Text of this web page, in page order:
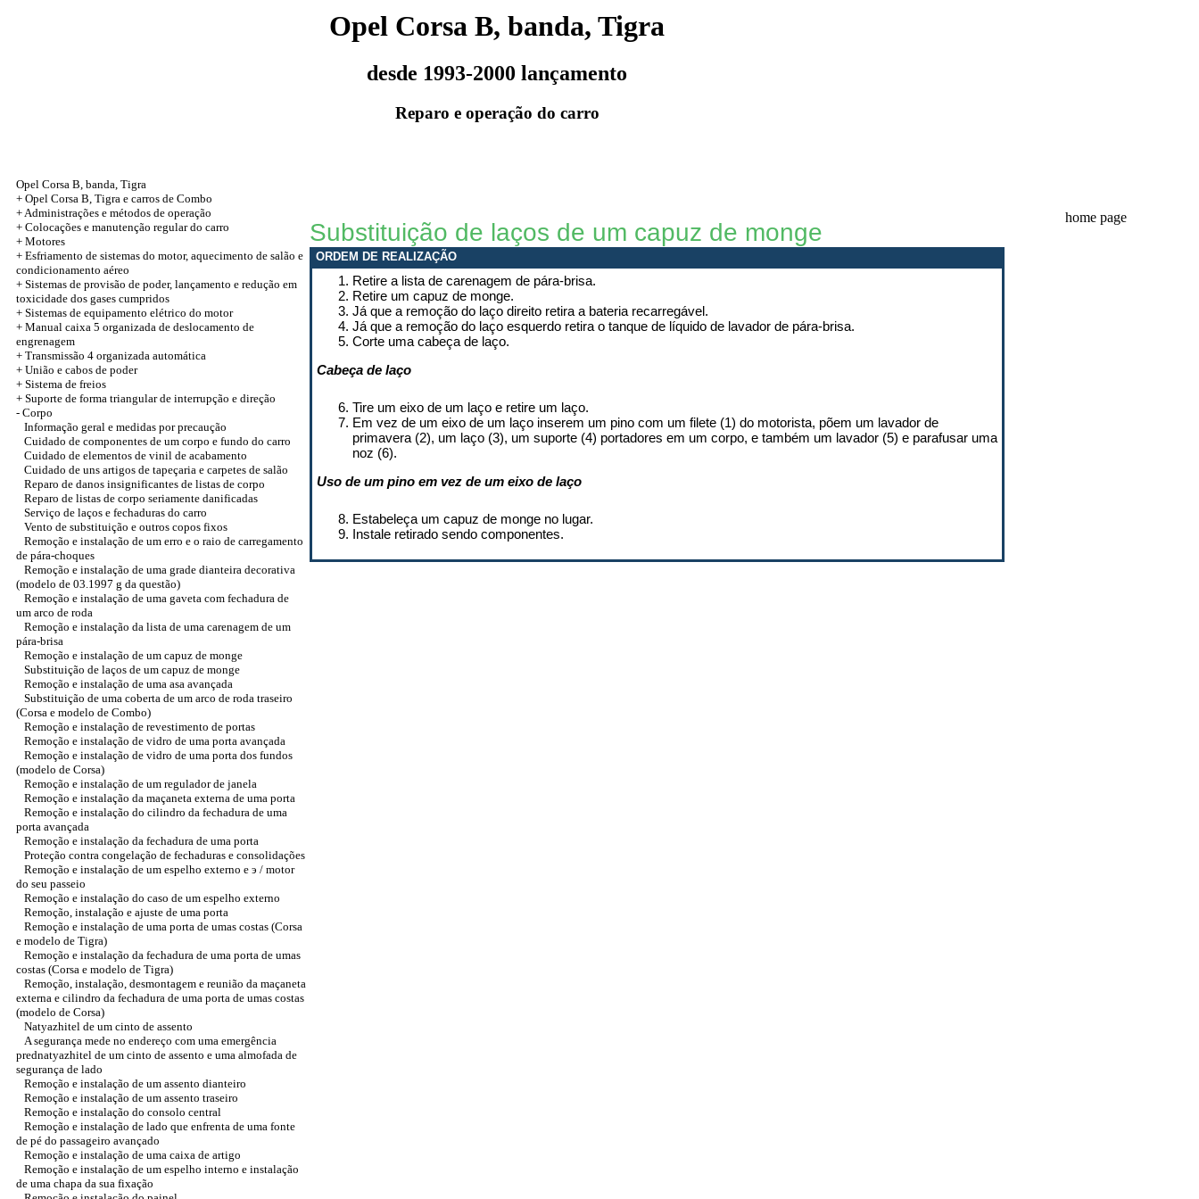
Opel Corsa B, banda, Tigra
desde 1993-2000 lançamento
Reparo e operação do carro
Opel Corsa B, banda, Tigra
+ Opel Corsa B, Tigra e carros de Combo
+ Administrações e métodos de operação
+ Colocações e manutenção regular do carro
+ Motores
+ Esfriamento de sistemas do motor, aquecimento de salão e
condicionamento aéreo
+ Sistemas de provisão de poder, lançamento e redução em
toxicidade dos gases cumpridos
+ Sistemas de equipamento elétrico do motor
+ Manual caixa 5 organizada de deslocamento de
engrenagem
+ Transmissão 4 organizada automática
+ União e cabos de poder
+ Sistema de freios
+ Suporte de forma triangular de interrupção e direção
- Corpo
Informação geral e medidas por precaução
Cuidado de componentes de um corpo e fundo do carro
Cuidado de elementos de vinil de acabamento
Cuidado de uns artigos de tapeçaria e carpetes de salão
Reparo de danos insignificantes de listas de corpo
Reparo de listas de corpo seriamente danificadas
Serviço de laços e fechaduras do carro
Vento de substituição e outros copos fixos
Remoção e instalação de um erro e o raio de carregamento
de pára-choques
Remoção e instalação de uma grade dianteira decorativa
(modelo de 03.1997 g da questão)
Remoção e instalação de uma gaveta com fechadura de
um arco de roda
Remoção e instalação da lista de uma carenagem de um
pára-brisa
Remoção e instalação de um capuz de monge
Substituição de laços de um capuz de monge
Remoção e instalação de uma asa avançada
Substituição de uma coberta de um arco de roda traseiro
(Corsa e modelo de Combo)
Remoção e instalação de revestimento de portas
Remoção e instalação de vidro de uma porta avançada
Remoção e instalação de vidro de uma porta dos fundos
(modelo de Corsa)
Remoção e instalação de um regulador de janela
Remoção e instalação da maçaneta externa de uma porta
Remoção e instalação do cilindro da fechadura de uma
porta avançada
Remoção e instalação da fechadura de uma porta
Proteção contra congelação de fechaduras e consolidações
Remoção e instalação de um espelho externo e э / motor
do seu passeio
Remoção e instalação do caso de um espelho externo
Remoção, instalação e ajuste de uma porta
Remoção e instalação de uma porta de umas costas (Corsa
e modelo de Tigra)
Remoção e instalação da fechadura de uma porta de umas
costas (Corsa e modelo de Tigra)
Remoção, instalação, desmontagem e reunião da maçaneta
externa e cilindro da fechadura de uma porta de umas costas
(modelo de Corsa)
Natyazhitel de um cinto de assento
A segurança mede no endereço com uma emergência
prednatyazhitel de um cinto de assento e uma almofada de
segurança de lado
Remoção e instalação de um assento dianteiro
Remoção e instalação de um assento traseiro
Remoção e instalação do consolo central
Remoção e instalação de lado que enfrenta de uma fonte
de pé do passageiro avançado
Remoção e instalação de uma caixa de artigo
Remoção e instalação de um espelho interno e instalação
de uma chapa da sua fixação
Substituição de laços de um capuz de monge
ORDEM DE REALIZAÇÃO
Retire a lista de carenagem de pára-brisa.
Retire um capuz de monge.
Já que a remoção do laço direito retira a bateria recarregável.
Já que a remoção do laço esquerdo retira o tanque de líquido de lavador de pára-brisa.
Corte uma cabeça de laço.
Cabeça de laço
Tire um eixo de um laço e retire um laço.
Em vez de um eixo de um laço inserem um pino com um filete (1) do motorista, põem um lavador de
primavera (2), um laço (3), um suporte (4) portadores em um corpo, e também um lavador (5) e parafusar uma
noz (6).
Uso de um pino em vez de um eixo de laço
Estabeleça um capuz de monge no lugar.
Instale retirado sendo componentes.
home page